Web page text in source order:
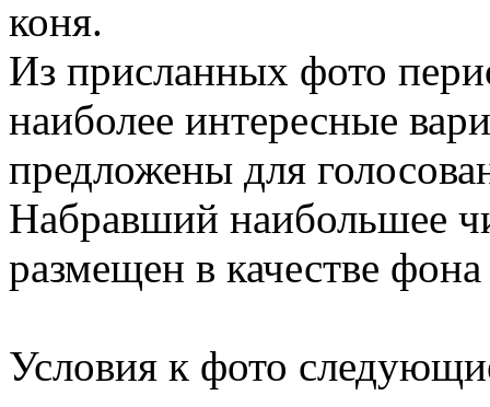
коня.
Из присланных фото
наиболее интересные
предложены для
Набравший наибольшее
размещен в качестве
Условия к фото